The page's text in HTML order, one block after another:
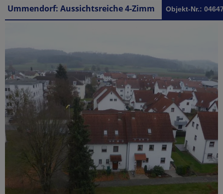
Objekt-Nr.: